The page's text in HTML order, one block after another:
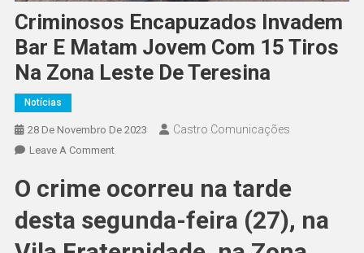
Criminosos Encapuzados Invadem
Bar E Matam Jovem Com 15 Tiros
Na Zona Leste De Teresina
Notícias
28 De Novembro De 2023 Castro Comunicações
Leave A Comment
O crime ocorreu na tarde
desta segunda-feira (27), na